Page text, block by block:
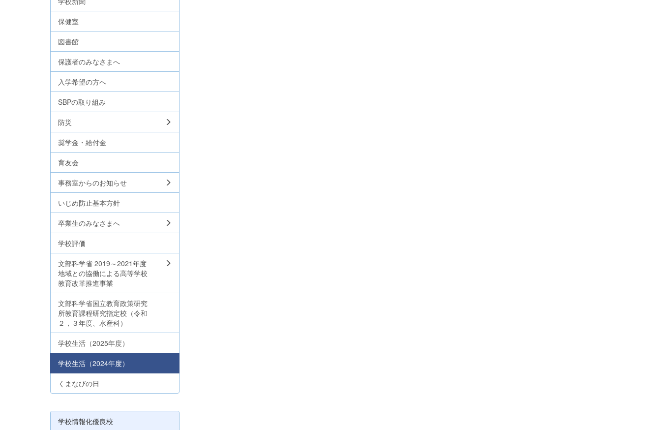
保健室
図書館
保護者のみなさまへ
入学希望の方へ
SBPの取り組み
防災
奨学金・給付金
育友会
事務室からのお知らせ
いじめ防止基本方針
卒業生のみなさまへ
学校評価
文部科学省 2019～2021年度
地域との協働による高等学校
教育改革推進事業
文部科学省国立教育政策研究
所教育課程研究指定校（令和
２，３年度、水産科）
学校生活（2025年度）
学校生活（2024年度）
くまなびの日
学校情報化優良校